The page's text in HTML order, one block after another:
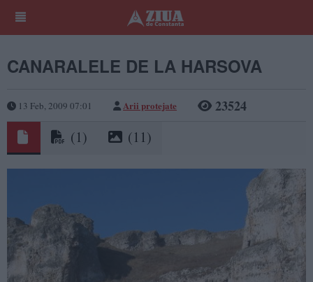
CANARALELE DE LA HARSOVA
13 Feb, 2009 07:01 Arii protejate 23524
(1) (11)